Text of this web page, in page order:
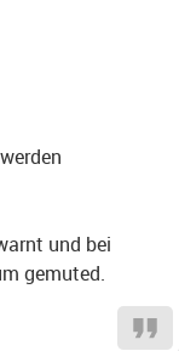
und bei
gemuted.